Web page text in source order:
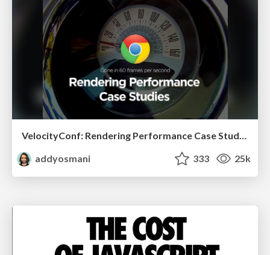
VelocityConf: Rendering Performance Case Studies
addyosmani
333 25k